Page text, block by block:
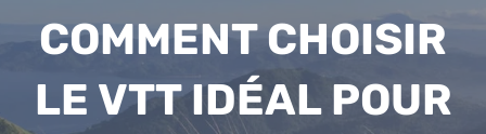
COMMENT CHOISIR
LE VTT IDÉAL POUR